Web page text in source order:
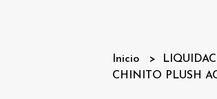
Inicio
CHINITO PLUSH